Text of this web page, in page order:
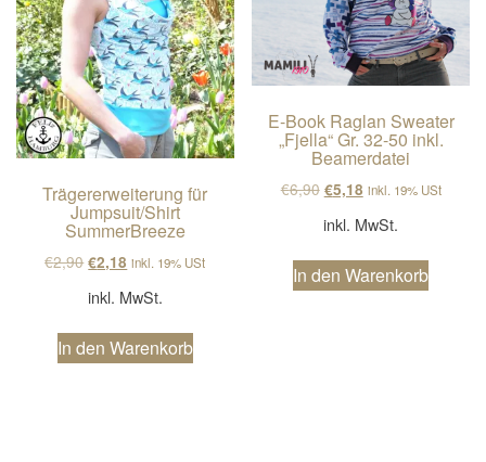
Trägererweiterung für
Jumpsuit/Shirt
SummerBreeze
€2,90Ursprünglicher Preis war: €2,90
€2,18 Aktueller Preis ist: €2,18.
inkl. 19% USt
inkl. MwSt.
In den Warenkorb
E-Book Raglan Sweater
„Fjella“ Gr. 32-50 inkl.
Beamerdatei
€6,90 Ursprünglicher Preis
€5,18Aktueller Preis
inkl. 19% USt
inkl. MwSt.
In den Warenkorb